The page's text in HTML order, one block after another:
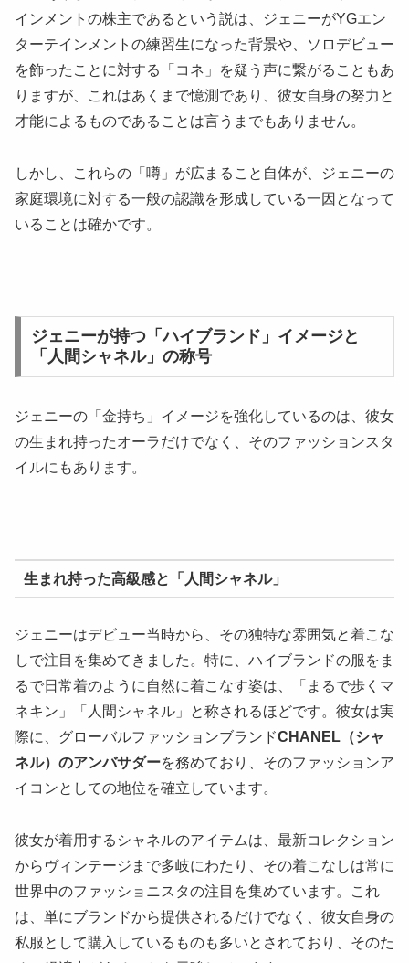
インメントの株主であるという説は、ジェニーがYGエン
ターテインメントの練習生になった背景や、ソロデビュー
を飾ったことに対する「コネ」を疑う声に繋がることもあ
りますが、これはあくまで憶測であり、彼女自身の努力と
才能によるものであることは言うまでもありません。
しかし、これらの「噂」が広まること自体が、ジェニーの
家庭環境に対する一般の認識を形成している一因となって
いることは確かです。
ジェニーが持つ「ハイブランド」イメージと
「人間シャネル」の称号
ジェニーの「金持ち」イメージを強化しているのは、彼女
の生まれ持ったオーラだけでなく、そのファッションスタ
イルにもあります。
生まれ持った高級感と「人間シャネル」
ジェニーはデビュー当時から、その独特な雰囲気と着こな
しで注目を集めてきました。特に、ハイブランドの服をま
るで日常着のように自然に着こなす姿は、「まるで歩くマ
ネキン」「人間シャネル」と称されるほどです。彼女は実
際に、グローバルファッションブランドCHANEL（シャ
ネル）のアンバサダーを務めており、そのファッションア
イコンとしての地位を確立しています。
彼女が着用するシャネルのアイテムは、最新コレクション
からヴィンテージまで多岐にわたり、その着こなしは常に
世界中のファッショニスタの注目を集めています。これ
は、単にブランドから提供されるだけでなく、彼女自身の
私服として購入しているものも多いとされており、そのた